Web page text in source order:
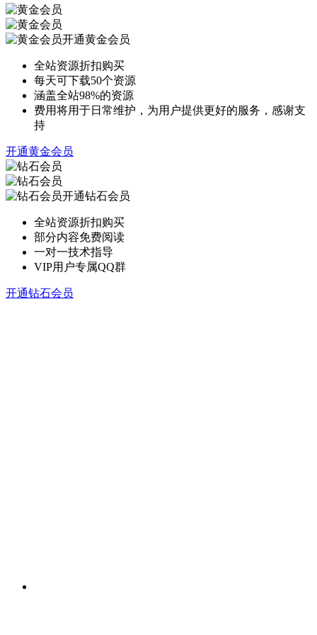
开通黄金会员
全站资源折扣购买
每天可下载50个资源
涵盖全站98%的资源
费用将用于日常维护，为用户提供更好的服务，感谢支
持
开通黄金会员
开通钻石会员
全站资源折扣购买
部分内容免费阅读
一对一技术指导
VIP用户专属QQ群
开通钻石会员